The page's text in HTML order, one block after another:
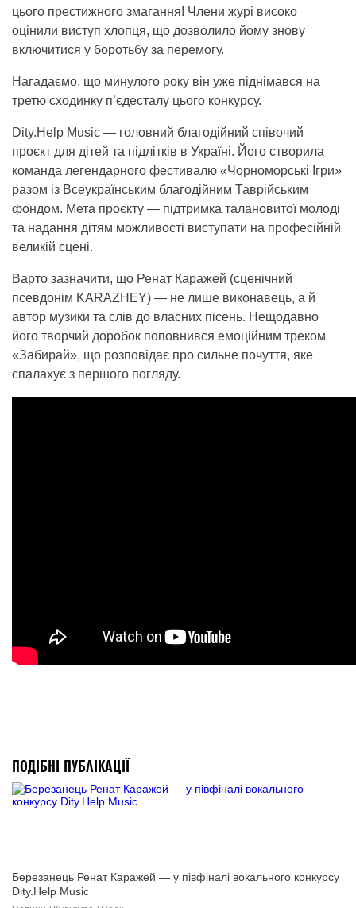
цього престижного змагання! Члени журі високо
оцінили виступ хлопця, що дозволило йому знову
включитися у боротьбу за перемогу.
Нагадаємо, що минулого року він уже піднімався на
третю сходинку п’єдесталу цього конкурсу.
Dity.Help Music — головний благодійний співочий
проєкт для дітей та підлітків в Україні. Його створила
команда легендарного фестивалю «Чорноморські Ігри»
разом із Всеукраїнським благодійним Таврійським
фондом. Мета проєкту — підтримка талановитої молоді
та надання дітям можливості виступати на професійній
великій сцені.
Варто зазначити, що Ренат Каражей (сценічний
псевдонім KARAZHEY) — не лише виконавець, а й
автор музики та слів до власних пісень. Нещодавно
його творчий доробок поповнився емоційним треком
«Забирай», що розповідає про сильне почуття, яке
спалахує з першого погляду.
ПОДІБНІ ПУБЛІКАЦІЇ
Березанець Ренат Каражей — у півфіналі вокального конкурсу
Dity.Help Music